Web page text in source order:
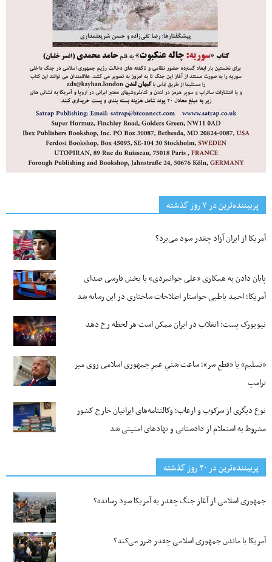
پربیننده‌ترین‌ در ۷ روز گذشته
آمریکا از ایران آزاد چقدر سود می‌برد؟
پایان دادن به همکاری «علی جوانمردی» با بخش فارسی صدای
آمریکا؛ احمد باطبی خواستار اصلاحات ساختاری در این رسانه شد
نیویورک پست: انقلاب در ایران ممکن است هر لحظه رخ دهد
«تسلیم» یا «قطع سر»؛ ساعت شنیِ عمرِ جمهوری اسلامی روی میز
ترامپ
نوع دیگری از سرکوب و ارعاب؛ وکالتنامه‌های ایرانیان خارج کشور
مشروط به استعلام از دادستانی و نهادهای امنیتی شد
پربیننده‌ترین‌ در ۳۰ روز گذشته
جمهوری اسلامی از آغاز جنگ چقدر به آمریکا سود رسانده؟
آمریکا با ماندن جمهوری اسلامی چقدر ضرر می‌کند؟